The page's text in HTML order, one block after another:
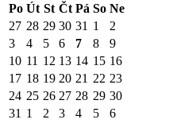
Po Út St Čt Pá So Ne
27 28 29 30 31 1
2
3
4 5 6 7 8
9
10 11 12 13 14 15 16
17 18 19 20 21 22 23
24 25 26 27 28 29 30
31 1 2 3 4 5 6